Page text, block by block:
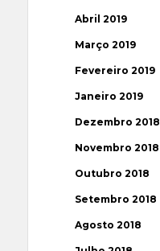
Abril 2019
Março 2019
Fevereiro 2019
Janeiro 2019
Dezembro 2018
Novembro 2018
Outubro 2018
Setembro 2018
Agosto 2018